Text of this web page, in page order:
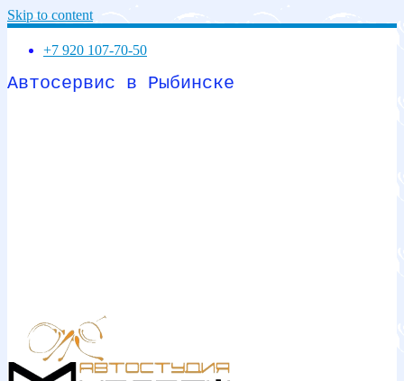
Skip to content
+7 920 107-70-50
Автосервис в Рыбинске